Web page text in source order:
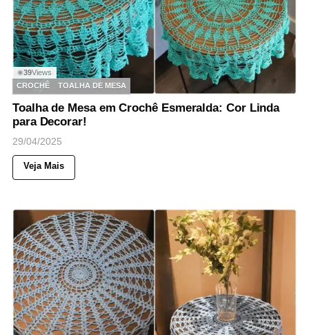
◉39Views
CROCHÊ
TOALHA DE MESA
Toalha de Mesa em Crochê Esmeralda: Cor Linda
para Decorar!
29/04/2025
Veja Mais